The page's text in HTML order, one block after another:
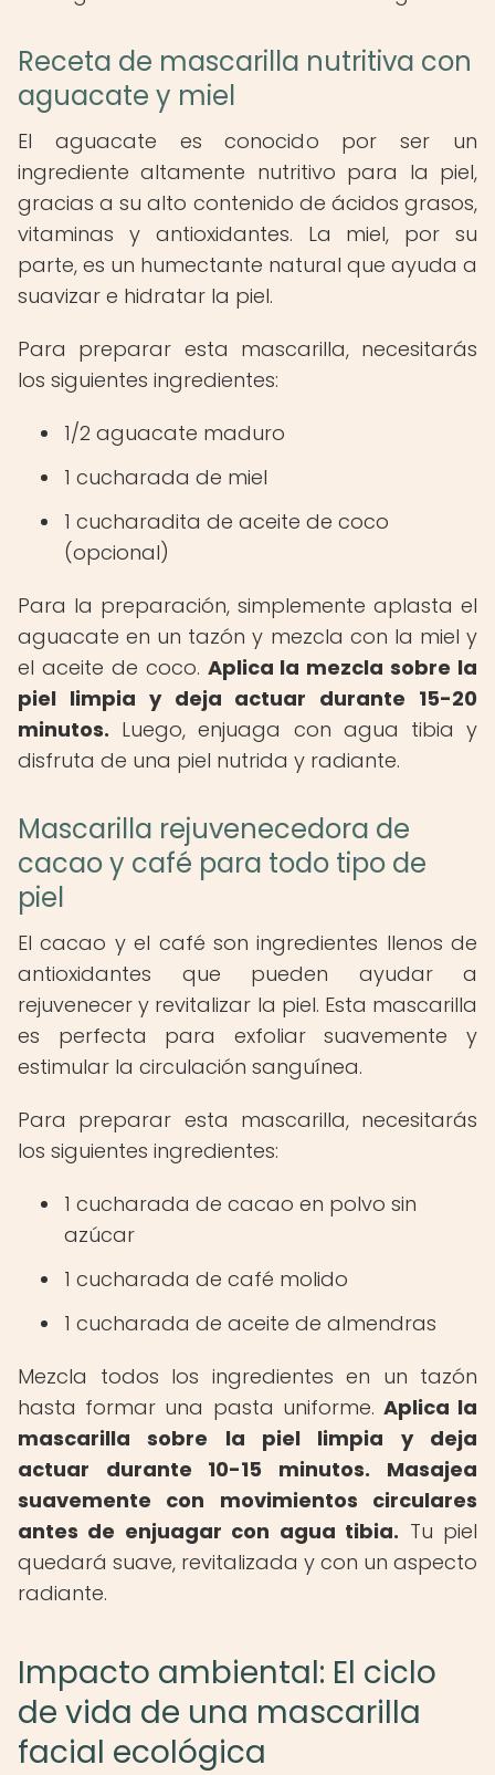
Receta de mascarilla nutritiva con
aguacate y miel
El aguacate es conocido por ser un
ingrediente altamente nutritivo para la piel,
gracias a su alto contenido de ácidos grasos,
vitaminas y antioxidantes. La miel, por su
parte, es un humectante natural que ayuda a
suavizar e hidratar la piel.
Para preparar esta mascarilla, necesitarás
los siguientes ingredientes:
1/2 aguacate maduro
1 cucharada de miel
1 cucharadita de aceite de coco
(opcional)
Para la preparación, simplemente aplasta el
aguacate en un tazón y mezcla con la miel y
el aceite de coco. Aplica la mezcla sobre la
piel limpia y deja actuar durante 15-20
minutos. Luego, enjuaga con agua tibia y
disfruta de una piel nutrida y radiante.
Mascarilla rejuvenecedora de
cacao y café para todo tipo de
piel
El cacao y el café son ingredientes llenos de
antioxidantes que pueden ayudar a
rejuvenecer y revitalizar la piel. Esta mascarilla
es perfecta para exfoliar suavemente y
estimular la circulación sanguínea.
Para preparar esta mascarilla, necesitarás
los siguientes ingredientes:
1 cucharada de cacao en polvo sin
azúcar
1 cucharada de café molido
1 cucharada de aceite de almendras
Mezcla todos los ingredientes en un tazón
hasta formar una pasta uniforme. Aplica la
mascarilla sobre la piel limpia y deja
actuar durante 10-15 minutos.
Masajea
suavemente con movimientos circulares
antes de enjuagar con agua tibia. Tu piel
quedará suave, revitalizada y con un aspecto
radiante.
Impacto ambiental: El ciclo
de vida de una mascarilla
facial ecológica